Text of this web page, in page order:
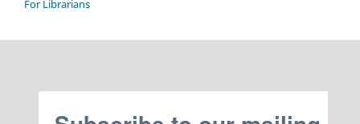
For Librarians